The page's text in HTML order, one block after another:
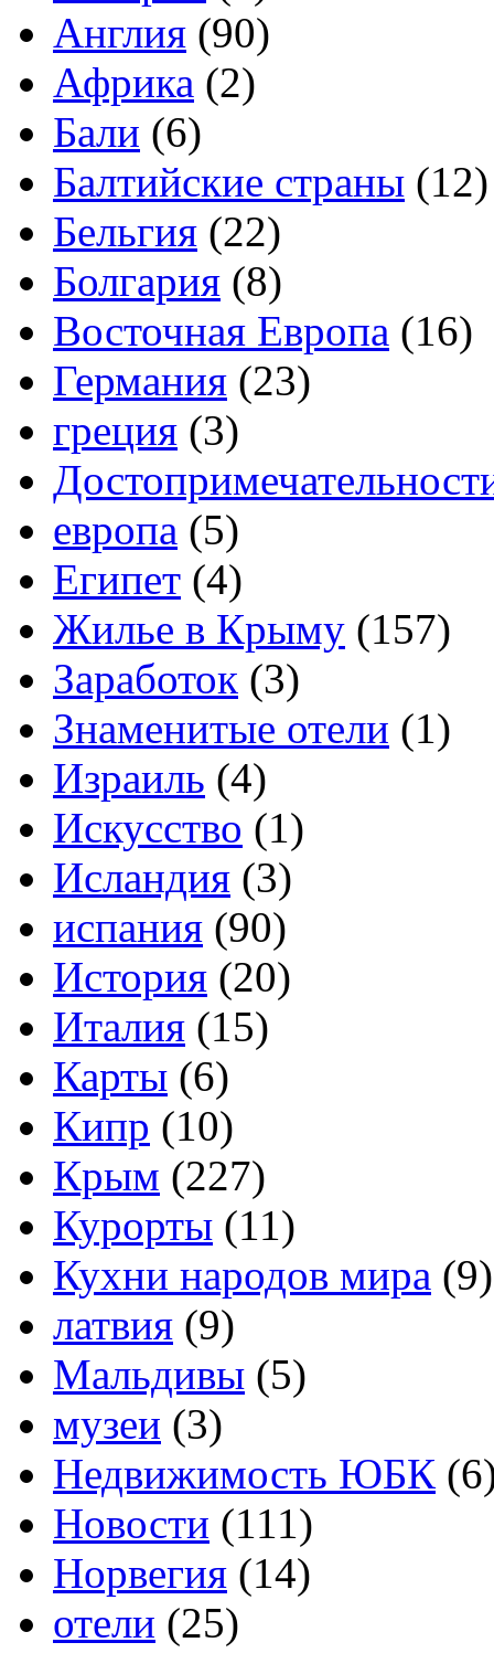
Англия (90)
Африка (2)
Бали (6)
Балтийские страны (12)
Бельгия (22)
Болгария (8)
Восточная Европа (16)
Германия (23)
греция (3)
европа (5)
Египет (4)
Жилье в Крыму (157)
Заработок (3)
Знаменитые отели (1)
Израиль (4)
Искусство (1)
Исландия (3)
испания (90)
История (20)
Италия (15)
Карты (6)
Кипр (10)
Крым (227)
Курорты (11)
Кухни народов мира (9)
латвия (9)
Мальдивы (5)
музеи (3)
Недвижимость ЮБК
Новости (111)
Норвегия (14)
отели (25)